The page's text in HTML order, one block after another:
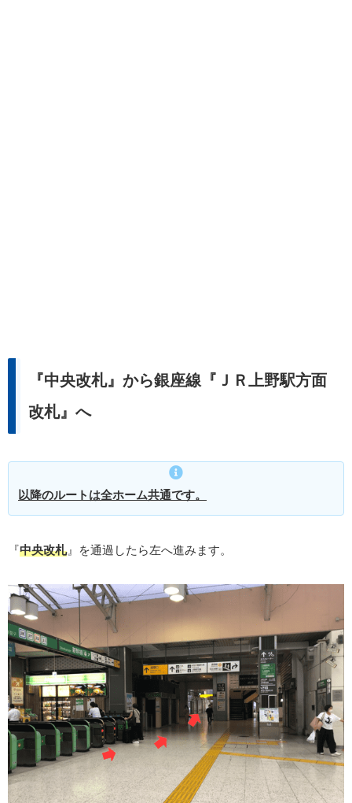
『中央改札』から銀座線『ＪＲ上野駅方面
改札』へ
以降のルートは全ホーム共通です。
『中央改札』を通過したら左へ進みます。